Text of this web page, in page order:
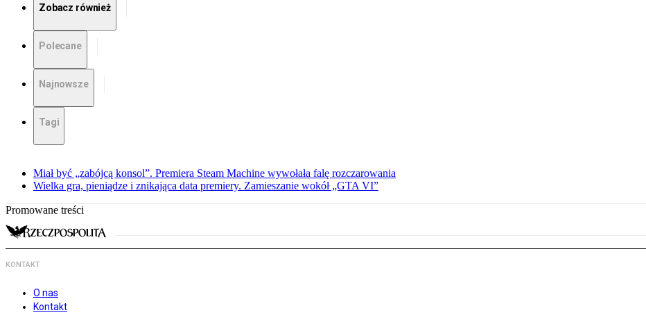
Zobacz również
Polecane
Najnowsze
Tagi
Miał być „zabójcą konsol”. Premiera Steam Machine wywołała falę rozczarowania
Wielka gra, pieniądze i znikająca data premiery. Zamieszanie wokół „GTA VI”
Promowane treści
KONTAKT
O nas
Kontakt